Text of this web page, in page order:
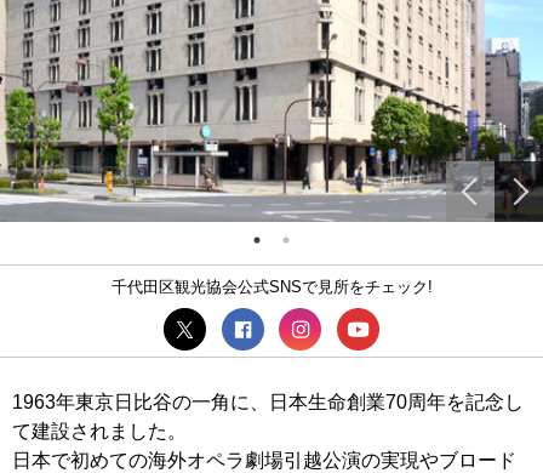
千代田区観光協会公式SNSで見所をチェック!
1963年東京日比谷の一角に、日本生命創業70周年を記念し
て建設されました。
日本で初めての海外オペラ劇場引越公演の実現やブロード